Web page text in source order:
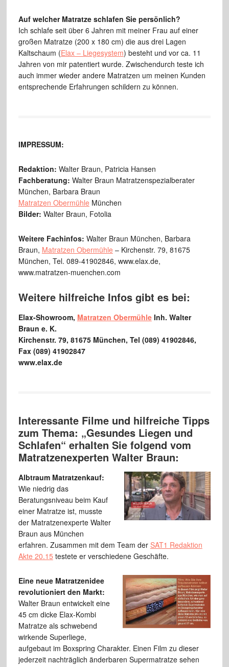
Auf welcher Matratze schlafen Sie persönlich?
Ich schlafe seit über 6 Jahren mit meiner Frau auf einer
großen Matratze (200 x 180 cm) die aus drei Lagen
Kaltschaum (Elax – Liegesystem) besteht und vor ca. 11
Jahren von mir patentiert wurde. Zwischendurch teste ich
auch immer wieder andere Matratzen um meinen Kunden
entsprechende Erfahrungen schildern zu können.
IMPRESSUM:
Redaktion: Walter Braun, Patricia Hansen
Fachberatung: Walter Braun Matratzenspezialberater
München, Barbara Braun
Matratzen Obermühle München
Bilder: Walter Braun, Fotolia
Weitere Fachinfos: Walter Braun München, Barbara
Braun, Matratzen Obermühle – Kirchenstr. 79, 81675
München, Tel. 089-41902846, www.elax.de,
www.matratzen-muenchen.com
Weitere hilfreiche Infos gibt es bei:
Elax-Showroom, Matratzen ObermühleInh. Walter
Braun e. K.
Kirchenstr. 79, 81675 München, Tel (089) 41902846,
Fax (089) 41902847
www.elax.de
Interessante Filme und hilfreiche Tipps
zum Thema: „Gesundes Liegen und
Schlafen“ erhalten Sie folgend vom
Matratzenexperten Walter Braun:
Albtraum Matratzenkauf:
Wie niedrig das
Beratungsniveau beim Kauf
einer Matratze ist, musste
der Matratzenexperte Walter
Braun aus München
erfahren. Zusammen mit dem Team der SAT1 Redaktion
Akte 20.15 testete er verschiedene Geschäfte.
Eine neue Matratzenidee
revolutioniert den Markt:
Walter Braun entwickelt eine
45 cm dicke Elax-Kombi
Matratze als schwebend
wirkende Superliege,
aufgebaut im Boxspring Charakter. Einen Film zu dieser
jederzeit nachträglich änderbaren Supermatratze sehen